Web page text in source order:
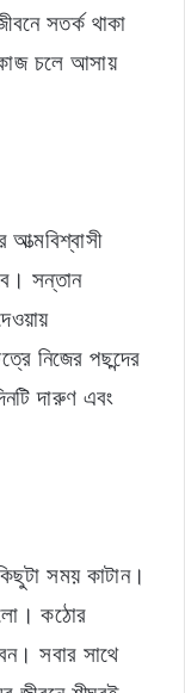
সতর্ক থাকা
চলে আসায়
সন্তান
নিজের পছন্দের
দারুণ এবং
সময় কাটান।
কঠোর
সবার সাথে